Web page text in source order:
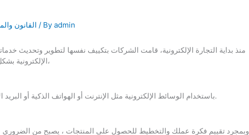
القانون / By admin
منذ بداية التجارة الإلكترونية، قامت الشركات بتكييف نفسها لتطوير وتحديث
الإلكترونية بشكل أساسي شراء وبيع السلع والخدمات،
باستخدام الوسائط الإلكترونية مثل الإنترنت أو الهواتف الذكية أو البريد الإلكتروني أو شبكات الكمبيوتر الأخرى.
وبمجرد تقييم فكرة عملك والتخطيط للحصول على المنتجات ، يصبح من الضروري